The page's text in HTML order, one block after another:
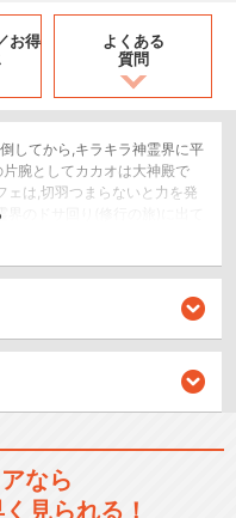
お得
よくある
質問
してから,キラキラ神霊界に平
腕としてカカオは大神殿で
ェは,切羽つまらないと力を発
界のドサ回り(修行の旅)に出て
に大神殿に戻ったパフェは,大
に破れていた二人は,4代目勇
いた。そんなパフェとカカ
魔の手が迫る!果たして,パフェ
ができるのであろうか!?そし
なら
見られる！